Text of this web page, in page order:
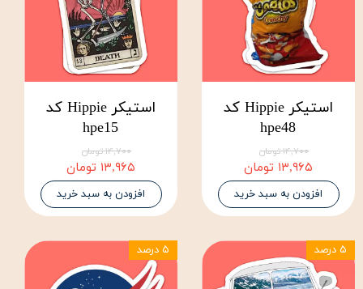
استیکر Hippie کد
hpe48
۱۴,۷۰۰ تومان
۱۳,۹۶۵ تومان
افزودن به سبد خرید
استیکر Hippie کد
hpe15
۱۴,۷۰۰ تومان
۱۳,۹۶۵ تومان
افزودن به سبد خرید
۵ درصد ۵ درصد